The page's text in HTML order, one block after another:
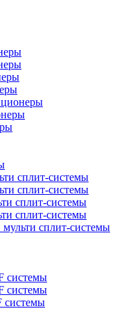
сплит-системы
сплит-системы
сплит-системы
сплит-системы
сплит-системы
системы
системы
системы